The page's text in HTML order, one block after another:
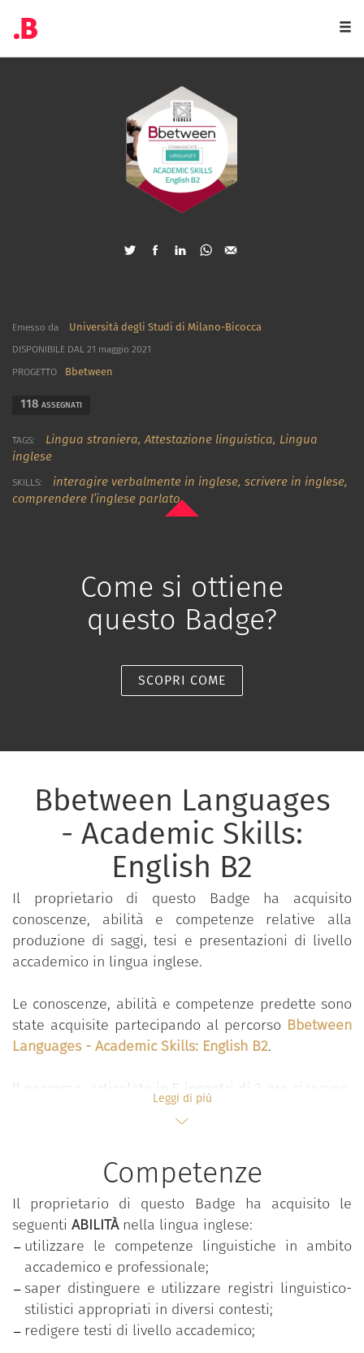
Emesso da Università degli Studi di Milano-Bicocca
DISPONIBILE DAL 21 maggio 2021
PROGETTO
Bbetween
118 ASSEGNATI
TAGS: Lingua straniera,Attestazione linguistica, Lingua
inglese
SKILLS: interagire verbalmente in inglese, scrivere in inglese,
comprendere l’inglese parlato
Come si ottiene
questo Badge?
SCOPRI COME
Bbetween Languages
- Academic Skills:
English B2
Il proprietario di questo Badge ha acquisito
conoscenze, abilità e competenze relative alla
produzione di saggi, tesi e presentazioni di livello
accademico in lingua inglese.
Le conoscenze, abilità e competenze predette sono
state acquisite partecipando al percorso Bbetween
Languages - Academic Skills: English B2.
Il percorso, articolato in 5 incontri di 2 ore ciascuno,
è rivolto a chi possieda competenze linguistiche di
livello B2 e prevede lezioni di:
Academic reading;
Academic listening;
Academic writing;
Academic speech;
durante le quali vengono apprese le tecniche di
redazione dei testi in lingua inglese attraverso le
seguenti attività:
Leggi di più
Competenze
Il proprietario di questo Badge ha acquisito le
seguenti ABILITÀnella lingua inglese:
utilizzare le competenze linguistiche in ambito
accademico e professionale;
saper distinguere e utilizzare registri linguistico-
stilistici appropriati in diversi contesti;
redigere testi di livello accademico;